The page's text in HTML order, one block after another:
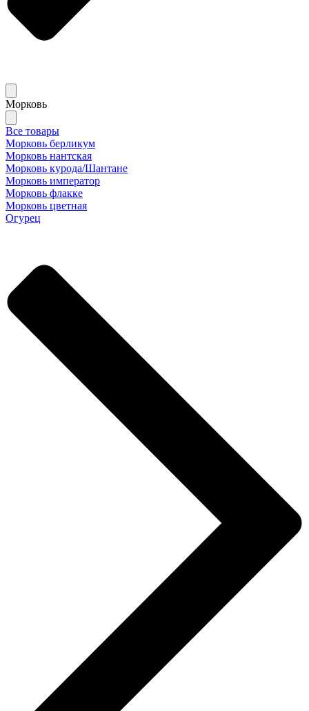
Морковь
Все товары
Морковь берликум
Морковь нантская
Морковь курода/Шантане
Морковь император
Морковь флакке
Морковь цветная
Огурец